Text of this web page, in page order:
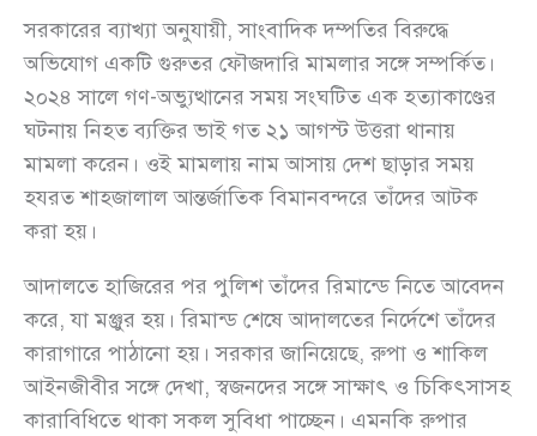
সরকারের ব্যাখ্যা অনুযায়ী, সাংবাদিক দম্পতির বিরুদ্ধে
অভিযোগ একটি গুরুতর ফৌজদারি মামলার সঙ্গে সম্পর্কিত।
২০২৪ সালে গণ-অভ্যুত্থানের সময় সংঘটিত এক হত্যাকাণ্ডের
ঘটনায় নিহত ব্যক্তির ভাই গত ২১ আগস্ট উত্তরা থানায়
মামলা করেন। ওই মামলায় নাম আসায় দেশ ছাড়ার সময়
হযরত শাহজালাল আন্তর্জাতিক বিমানবন্দরে তাঁদের আটক
করা হয়।
আদালতে হাজিরের পর পুলিশ তাঁদের রিমান্ডে নিতে আবেদন
করে, যা মঞ্জুর হয়। রিমান্ড শেষে আদালতের নির্দেশে তাঁদের
কারাগারে পাঠানো হয়। সরকার জানিয়েছে, রুপা ও শাকিল
আইনজীবীর সঙ্গে দেখা, স্বজনদের সঙ্গে সাক্ষাৎ ও চিকিৎসাসহ
কারাবিধিতে থাকা সকল সুবিধা পাচ্ছেন। এমনকি রুপার